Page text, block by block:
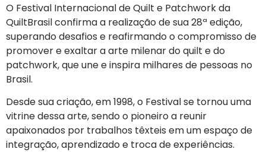
O Festival Internacional de Quilt e Patchwork da
QuiltBrasil confirma a realização de sua 28ª edição,
superando desafios e reafirmando o compromisso de
promover e exaltar a arte milenar do quilt e do
patchwork, que une e inspira milhares de pessoas no
Brasil.
Desde sua criação, em 1998, o Festival se tornou uma
vitrine dessa arte, sendo o pioneiro a reunir
apaixonados por trabalhos têxteis em um espaço de
integração, aprendizado e troca de experiências.